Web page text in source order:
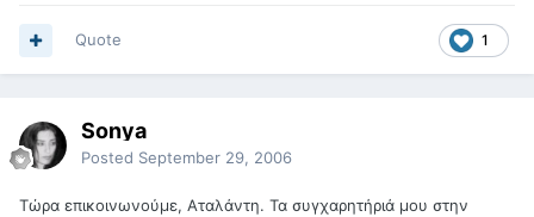
1
Quote
Sonya
Posted September 29, 2006
Τώρα επικοινωνούμε, Αταλάντη. Τα συγχαρητήριά μου στην